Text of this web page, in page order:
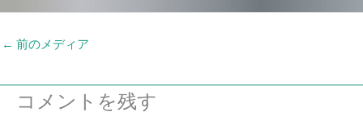
← 前のメディア
コメントを残す